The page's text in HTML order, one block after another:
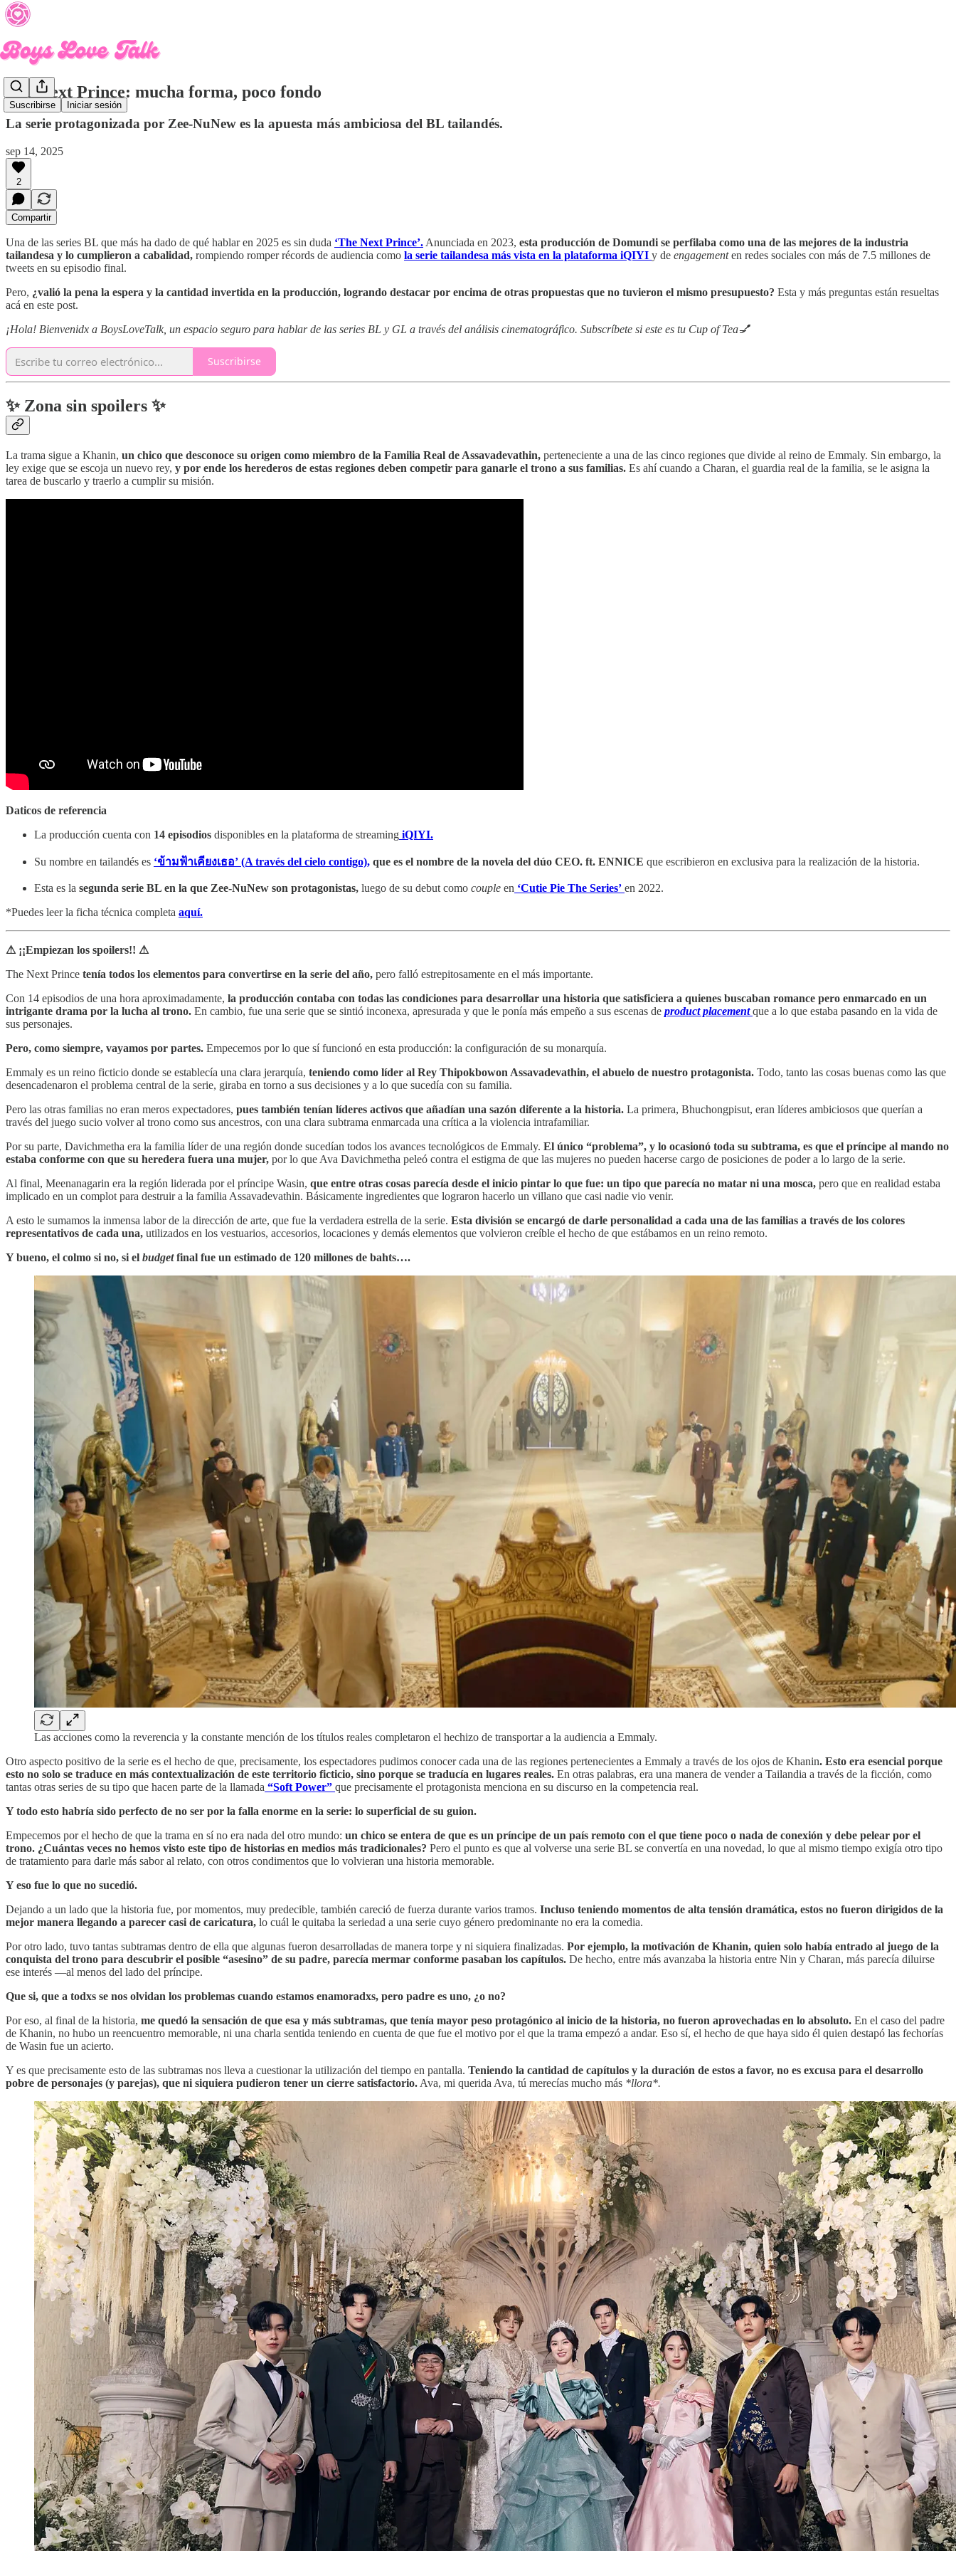
Suscribirse Iniciar sesión
The Next Prince: mucha forma, poco fondo
La serie protagonizada por Zee-NuNew es la apuesta más ambiciosa del BL tailandés.
sep 14, 2025
2
Compartir
Una de las series BL que más ha dado de qué hablar en 2025 es sin duda ‘The Next Prince’. Anunciada en 2023, esta producción de Domundi se perfilaba como una de las mejores de la industria
tailandesa y lo cumplieron a cabalidad, rompiendo romper récords de audiencia como la serie tailandesa más vista en la plataforma iQIYI y de engagementen redes sociales con más de 7.5 millones de
tweets en su episodio final.
Pero, ¿valió la pena la espera y la cantidad invertida en la producción, logrando destacar por encima de otras propuestas que no tuvieron el mismo presupuesto? Esta y más preguntas están resueltas
acá en este post.
¡Hola! Bienvenidx a BoysLoveTalk, un espacio seguro para hablar de las series BL y GL a través del análisis cinematográfico. Subscríbete si este es tu Cup of Tea💅
Suscribirse
✨ Zona sin spoilers ✨
La trama sigue a Khanin, un chico que desconoce su origen como miembro de la Familia Real de Assavadevathin, perteneciente a una de las cinco regiones que divide al reino de Emmaly. Sin embargo, la
ley exige que se escoja un nuevo rey, y por ende los herederos de estas regiones deben competir para ganarle el trono a sus familias. Es ahí cuando a Charan, el guardia real de la familia, se le asigna la
tarea de buscarlo y traerlo a cumplir su misión.
Daticos de referencia
La producción cuenta con 14 episodios disponibles en la plataforma de streaming iQIYI.
Su nombre en tailandés es ‘ข้ามฟ้าเคียงเธอ’ (A través del cielo contigo), que es el nombre de la novela del dúo CEO. ft. ENNICE que escribieron en exclusiva para la realización de la historia.
Esta es la segunda serie BL en la que Zee-NuNew son protagonistas, luego de su debut como couple en ‘Cutie Pie The Series’ en 2022.
*Puedes leer la ficha técnica completa aquí.
⚠ ¡¡Empiezan los spoilers!! ⚠
The Next Prince tenía todos los elementos para convertirse en la serie del año, pero falló estrepitosamente en el más importante.
Con 14 episodios de una hora aproximadamente, la producción contaba con todas las condiciones para desarrollar una historia que satisficiera a quienes buscaban romance pero enmarcado en un
intrigante drama por la lucha al trono. En cambio, fue una serie que se sintió inconexa, apresurada y que le ponía más empeño a sus escenas de product placement que a lo que estaba pasando en la vida de
sus personajes.
Pero, como siempre, vayamos por partes. Empecemos por lo que sí funcionó en esta producción: la configuración de su monarquía.
Emmaly es un reino ficticio donde se establecía una clara jerarquía, teniendo como líder al Rey Thipokbowon Assavadevathin, el abuelo de nuestro protagonista. Todo, tanto las cosas buenas como las que
desencadenaron el problema central de la serie, giraba en torno a sus decisiones y a lo que sucedía con su familia.
Pero las otras familias no eran meros expectadores, pues también tenían líderes activos que añadían una sazón diferente a la historia. La primera, Bhuchongpisut, eran líderes ambiciosos que querían a
través del juego sucio volver al trono como sus ancestros, con una clara subtrama enmarcada una crítica a la violencia intrafamiliar.
Por su parte, Davichmetha era la familia líder de una región donde sucedían todos los avances tecnológicos de Emmaly. El único “problema”, y lo ocasionó toda su subtrama, es que el príncipe al mando no
estaba conforme con que su heredera fuera una mujer, por lo que Ava Davichmetha peleó contra el estigma de que las mujeres no pueden hacerse cargo de posiciones de poder a lo largo de la serie.
Al final, Meenanagarin era la región liderada por el príncipe Wasin, que entre otras cosas parecía desde el inicio pintar lo que fue: un tipo que parecía no matar ni una mosca, pero que en realidad estaba
implicado en un complot para destruir a la familia Assavadevathin. Básicamente ingredientes que lograron hacerlo un villano que casi nadie vio venir.
A esto le sumamos la inmensa labor de la dirección de arte, que fue la verdadera estrella de la serie. Esta división se encargó de darle personalidad a cada una de las familias a través de los colores
representativos de cada una, utilizados en los vestuarios, accesorios, locaciones y demás elementos que volvieron creíble el hecho de que estábamos en un reino remoto.
Y bueno, el colmo si no, si el budgetfinal fue un estimado de 120 millones de bahts….
Las acciones como la reverencia y la constante mención de los títulos reales completaron el hechizo de transportar a la audiencia a Emmaly.
Otro aspecto positivo de la serie es el hecho de que, precisamente, los espectadores pudimos conocer cada una de las regiones pertenecientes a Emmaly a través de los ojos de Khanin. Esto era esencial porque
esto no solo se traduce en más contextualización de este territorio ficticio, sino porque se traducía en lugares reales. En otras palabras, era una manera de vender a Tailandia a través de la ficción, como
tantas otras series de su tipo que hacen parte de la llamada “Soft Power” que precisamente el protagonista menciona en su discurso en la competencia real.
Y todo esto habría sido perfecto de no ser por la falla enorme en la serie: lo superficial de su guion.
Empecemos por el hecho de que la trama en sí no era nada del otro mundo: un chico se entera de que es un príncipe de un país remoto con el que tiene poco o nada de conexión y debe pelear por el
trono. ¿Cuántas veces no hemos visto este tipo de historias en medios más tradicionales? Pero el punto es que al volverse una serie BL se convertía en una novedad, lo que al mismo tiempo exigía otro tipo
de tratamiento para darle más sabor al relato, con otros condimentos que lo volvieran una historia memorable.
Y eso fue lo que no sucedió.
Dejando a un lado que la historia fue, por momentos, muy predecible, también careció de fuerza durante varios tramos. Incluso teniendo momentos de alta tensión dramática, estos no fueron dirigidos de la
mejor manera llegando a parecer casi de caricatura, lo cuál le quitaba la seriedad a una serie cuyo género predominante no era la comedia.
Por otro lado, tuvo tantas subtramas dentro de ella que algunas fueron desarrolladas de manera torpe y ni siquiera finalizadas. Por ejemplo, la motivación de Khanin, quien solo había entrado al juego de la
conquista del trono para descubrir el posible “asesino” de su padre, parecía mermar conforme pasaban los capítulos. De hecho, entre más avanzaba la historia entre Nin y Charan, más parecía diluirse
ese interés —al menos del lado del príncipe.
Que si, que a todxs se nos olvidan los problemas cuando estamos enamoradxs, pero padre es uno, ¿o no?
Por eso, al final de la historia, me quedó la sensación de que esa y más subtramas, que tenía mayor peso protagónico al inicio de la historia, no fueron aprovechadas en lo absoluto. En el caso del padre
de Khanin, no hubo un reencuentro memorable, ni una charla sentida teniendo en cuenta de que fue el motivo por el que la trama empezó a andar. Eso sí, el hecho de que haya sido él quien destapó las fechorías
de Wasin fue un acierto.
Y es que precisamente esto de las subtramas nos lleva a cuestionar la utilización del tiempo en pantalla. Teniendo la cantidad de capítulos y la duración de estos a favor, no es excusa para el desarrollo
pobre de personajes (y parejas), que ni siquiera pudieron tener un cierre satisfactorio. Ava, mi querida Ava, tú merecías mucho más *llora*.